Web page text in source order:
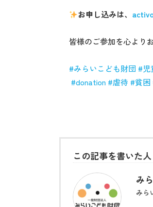
お申し込みは、
皆様のご参加を心より
#みらいこども財団 #
#donation #虐待 #貧困
この記事を書いた人
み
みら